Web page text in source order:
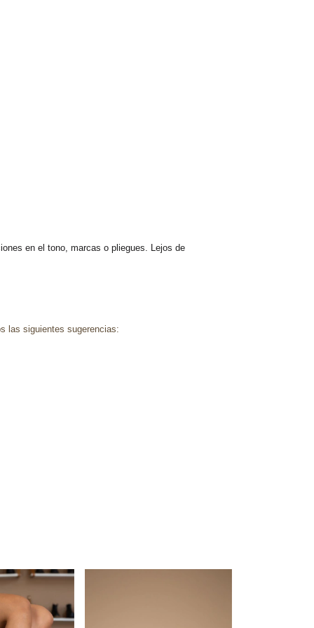
en el tono, marcas o pliegues. Lejos de
las siguientes sugerencias: